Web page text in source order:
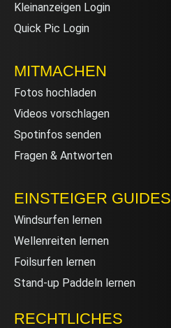
Kleinanzeigen Login
Quick Pic Login
MITMACHEN
Fotos hochladen
Videos vorschlagen
Spotinfos senden
Fragen & Antworten
EINSTEIGER GUIDES
Windsurfen lernen
Wellenreiten lernen
Foilsurfen lernen
Stand-up Paddeln lernen
RECHTLICHES